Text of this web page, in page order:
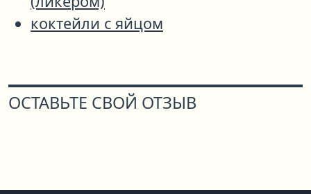
коктейли с яйцом
ОСТАВЬТЕ СВОЙ ОТЗЫВ